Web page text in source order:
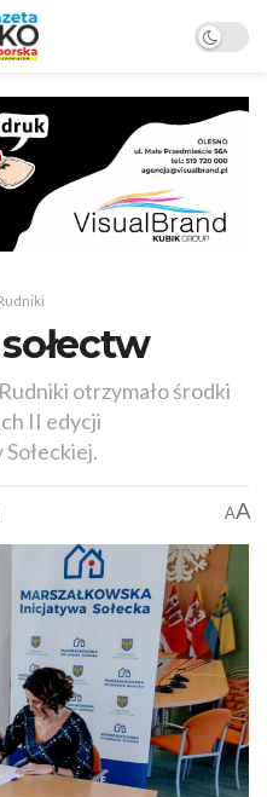
otrzymało środki
II edycji
AA